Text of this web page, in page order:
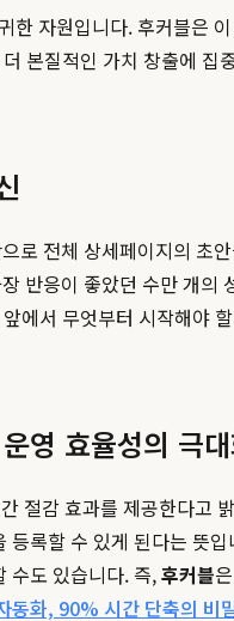
한 자원입니다. 후커블은
본질적인 가치 창출에 집
로 전체 상세페이지의
반응이 좋았던 수만 개
에서 무엇부터 시작해야
영 효율성의 극
절감 효과를 제공한다고
록할 수 있게 된다는 뜻
수도 있습니다. 즉,후커블
화, 90% 시간 단축의 비